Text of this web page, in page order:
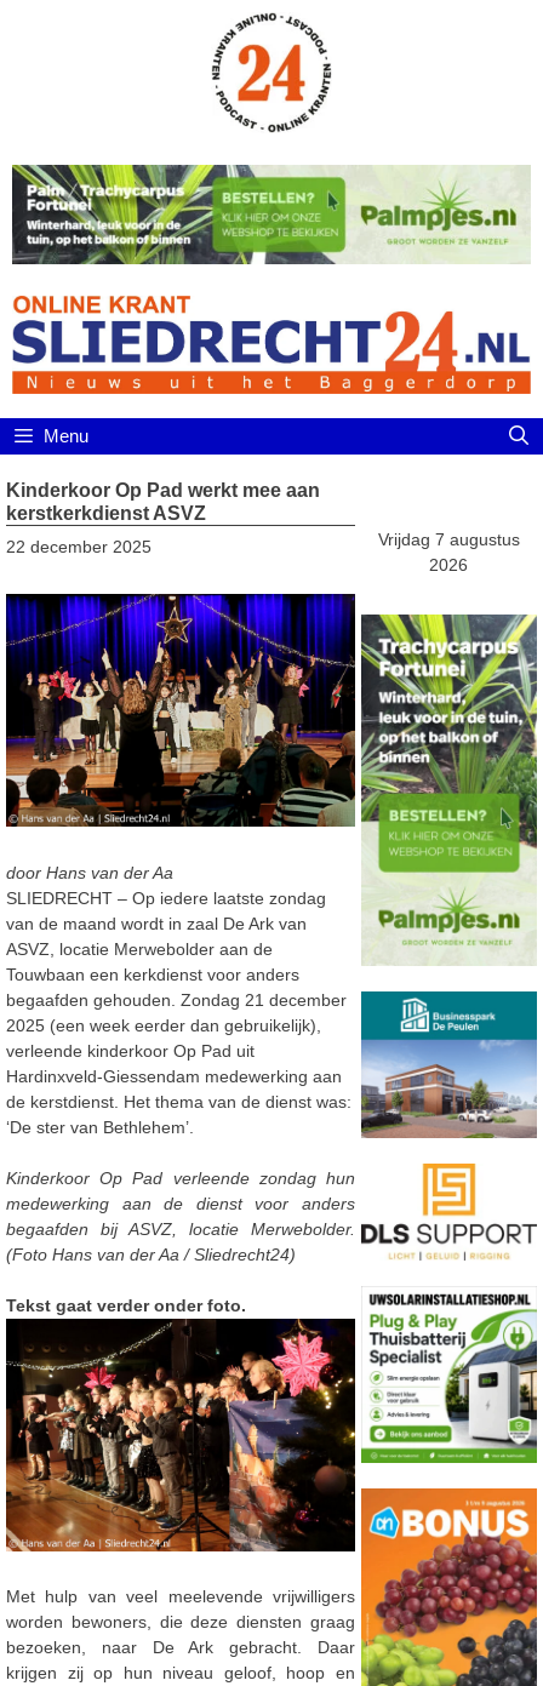
Menu
Kinderkoor Op Pad werkt mee aan
kerstkerkdienst ASVZ
22 december 2025
door Hans van der Aa
SLIEDRECHT – Op iedere laatste zondag
van de maand wordt in zaal De Ark van
ASVZ, locatie Merwebolder aan de
Touwbaan een kerkdienst voor anders
begaafden gehouden. Zondag 21 december
2025 (een week eerder dan gebruikelijk),
verleende kinderkoor Op Pad uit
Hardinxveld-Giessendam medewerking aan
de kerstdienst. Het thema van de dienst was:
‘De ster van Bethlehem’.
Kinderkoor Op Pad verleende zondag hun
medewerking aan de dienst voor anders
begaafden bij ASVZ, locatie Merwebolder.
(Foto Hans van der Aa / Sliedrecht24)
Tekst gaat verder onder foto.
Met hulp van veel meelevende vrijwilligers
worden bewoners, die deze diensten graag
bezoeken, naar De Ark gebracht. Daar
krijgen zij op hun niveau geloof, hoop en
Vrijdag 7 augustus
2026